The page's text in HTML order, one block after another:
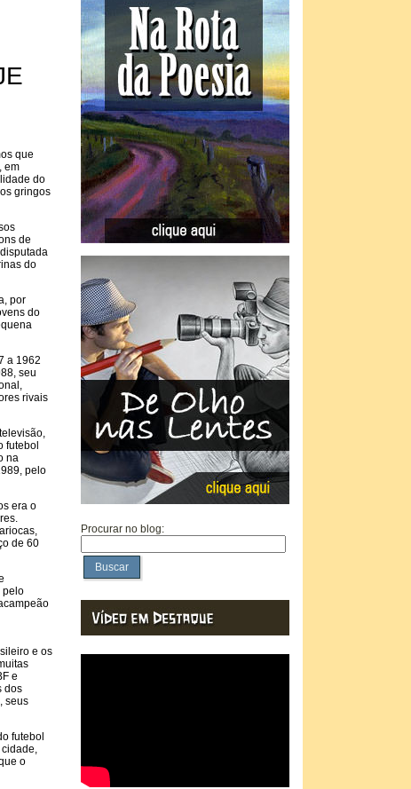
que
em
do
gringos
de
do
por
do
a 1962
seu
rivais
futebol
na
pelo
era o
de 60
pelo
e os
e
dos
seus
futebol
o
Procurar no blog:
Buscar